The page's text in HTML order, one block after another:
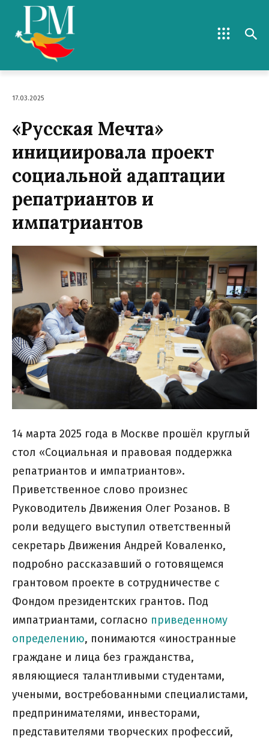
17.03.2025
«Русская Мечта»
инициировала проект
социальной адаптации
репатриантов и
импатриантов
14 марта 2025 года в Москве прошёл круглый
стол «Социальная и правовая поддержка
репатриантов и импатриантов».
Приветственное слово произнес
Руководитель Движения Олег Розанов. В
роли ведущего выступил ответственный
секретарь Движения Андрей Коваленко,
подробно рассказавший о готовящемся
грантовом проекте в сотрудничестве с
Фондом президентских грантов. Под
импатриантами, согласно приведенному
определению, понимаются «иностранные
граждане и лица без гражданства,
являющиеся талантливыми студентами,
учеными, востребованными специалистами,
предпринимателями, инвесторами,
представителями творческих профессий,